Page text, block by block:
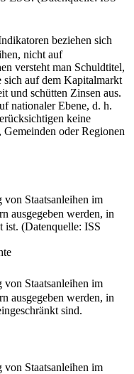
beziehen sich
nicht auf
versteht man Schuldtitel,
sich auf dem Kapitalmarkt
und schütten Zinsen aus.
nationaler Ebene, d. h.
keine
oder Regionen
Staatsanleihen im
ausgegeben werden, in
ist. (Datenquelle: ISS
Staatsanleihen im
ausgegeben werden, in
sind.
Staatsanleihen im